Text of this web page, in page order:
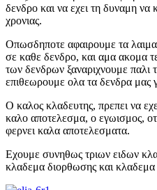
δενδρο και να εχει τη δυναμη να
χρονιας.
Οπωσδηποτε αφαιρουμε τα
σε καθε δενδρο, και αμα ακομα
των δενδρων ξαναριχνουμε παλι
επιθεωρουμε ολα τα δενδρα μας
Ο καλος κλαδευτης, πρεπει να
καλο αποτελεσμα, ο εγωισμος,
φερνει καλα αποτελεσματα.
Εχουμε συνηθως τριων ειδων
κλαδεμα διορθωσης και